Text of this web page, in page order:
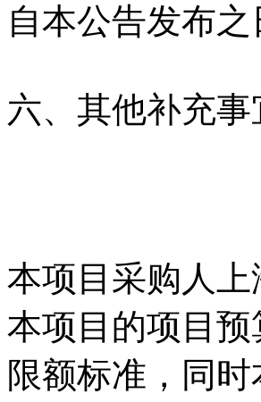
自本公告发布
六、其他补充事
本项目采购人
本项目的项目
限额标准，同